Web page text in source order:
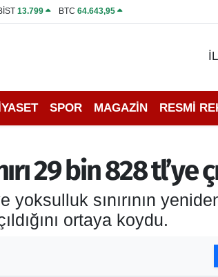
13.799 BTC 64.643,95
SPOR MAGAZİN RESMİ
29 bin 828 tl’ye
yoksulluk sınırının
ortaya koydu.